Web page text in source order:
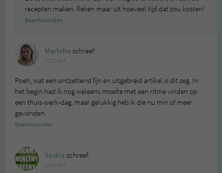
recepten maken. Reken maar uit hoeveel tijd dat zou kosten!
Beantwoorden
Marlotteschreef:
Poeh, wat een ontzettend fijn en uitgebreid artikel is dit zeg. In
het begin had ik nog weleens moeite met een ritme vinden op
een thuis-werk-dag, maar gelukkig heb ik die nu min of meer
gevonden.
Beantwoorden
Saskia schreef: